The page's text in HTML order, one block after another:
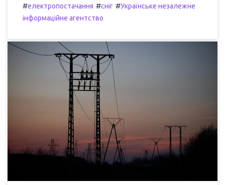
#електропостачання #сніг #Українське незалежне
інформаційне агентство